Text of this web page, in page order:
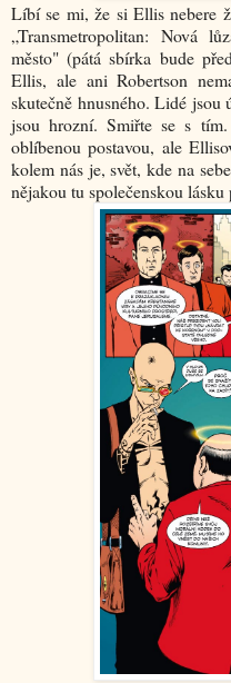
Líbí se mi, že si Ellis nebere
„Transmetropolitan: Nová
město" (pátá sbírka bude
Ellis, ale ani Robertson
skutečně hnusného. Lidé
jsou hrozní. Smiřte se s
oblíbenou postavou, ale
kolem nás je, svět, kde na
nějakou tu společenskou